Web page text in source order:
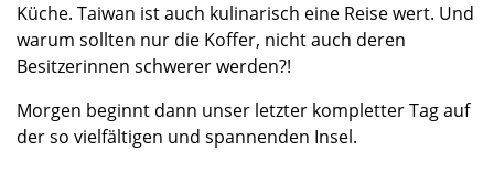
Küche. Taiwan ist auch kulinarisch eine Reise wert. Und
warum sollten nur die Koffer, nicht auch deren
Besitzerinnen schwerer werden?!
Morgen beginnt dann unser letzter kompletter Tag auf
der so vielfältigen und spannenden Insel.